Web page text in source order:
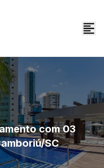
com 03
SC